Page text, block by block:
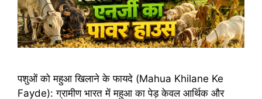
पशुओं को महुआ खिलाने के फायदे (Mahua Khilane Ke
Fayde): ग्रामीण भारत में महुआ का पेड़ केवल आर्थिक और